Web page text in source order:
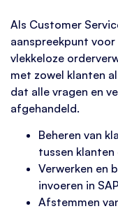
Als Customer
aanspreekpunt
vlekkeloze
met zowel klanten
dat alle vragen en
afgehandeld.
Beheren van
tussen
Verwerken en
invoeren in
Afstemmen